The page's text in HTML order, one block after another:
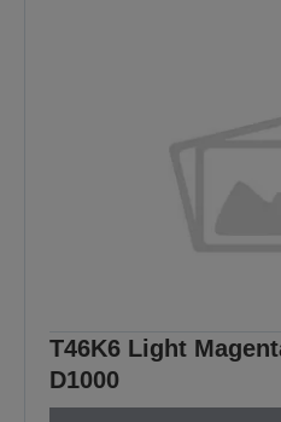
T46K6 Light
D1000